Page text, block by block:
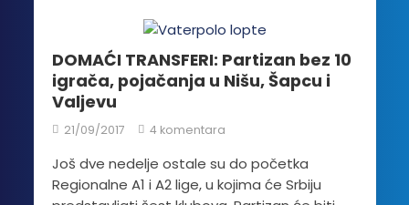
DOMAĆI TRANSFERI: Partizan bez 10
igrača, pojačanja u Nišu, Šapcu i
Valjevu
21/09/2017 4 komentara
Još dve nedelje ostale su do početka
Regionalne A1 i A2 lige, u kojima će Srbiju